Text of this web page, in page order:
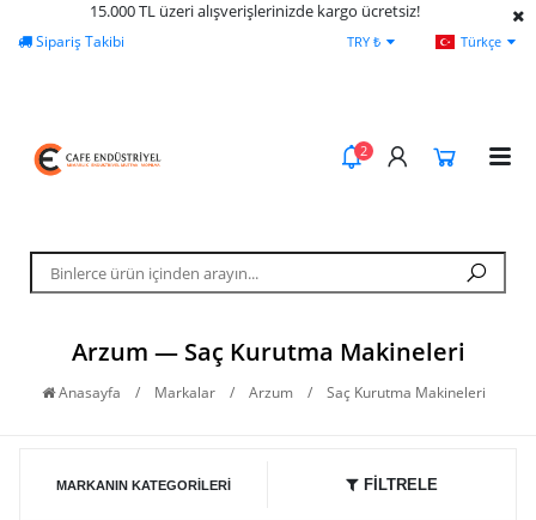
15.000 TL üzeri alışverişlerinizde kargo ücretsiz!
Sipariş Takibi TRY ₺ Türkçe
2
Arzum — Saç Kurutma Makineleri
Anasayfa / Markalar / Arzum / Saç Kurutma Makineleri
MARKANIN KATEGORILERI FİLTRELE